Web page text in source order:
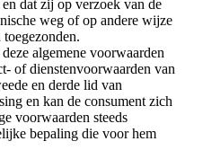
dat zij op verzoek van de
weg of op andere wijze
algemene voorwaarden
of dienstenvoorwaarden van
en derde lid van
en kan de consument zich
voorwaarden steeds
bepaling die voor hem